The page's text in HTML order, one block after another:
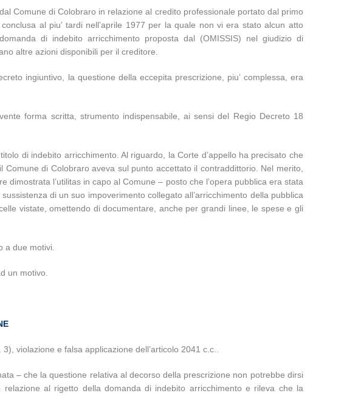
Comune di Colobraro in relazione al credito professionale portato dal primo
al piu’ tardi nell’aprile 1977 per la quale non vi era stato alcun atto
di indebito arricchimento proposta dal (OMISSIS) nel giudizio di
altre azioni disponibili per il creditore.
ingiuntivo, la questione della eccepita prescrizione, piu’ complessa, era
forma scritta, strumento indispensabile, ai sensi del Regio Decreto 18
di indebito arricchimento. Al riguardo, la Corte d’appello ha precisato che
di Colobraro aveva sul punto accettato il contraddittorio. Nel merito,
dimostrata l’utilitas in capo al Comune – posto che l’opera pubblica era stata
di un suo impoverimento collegato all’arricchimento della pubblica
vistate, omettendo di documentare, anche per grandi linee, le spese e gli
a due motivi.
un motivo.
violazione e falsa applicazione dell’articolo 2041 c.c..
– che la questione relativa al decorso della prescrizione non potrebbe dirsi
al rigetto della domanda di indebito arricchimento e rileva che la